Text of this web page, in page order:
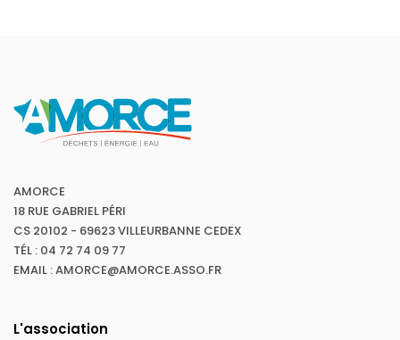
AMORCE
18 RUE GABRIEL PÉRI
CS 20102 - 69623 VILLEURBANNE CEDEX
TÉL : 04 72 74 09 77
EMAIL : AMORCE@AMORCE.ASSO.FR
L'association